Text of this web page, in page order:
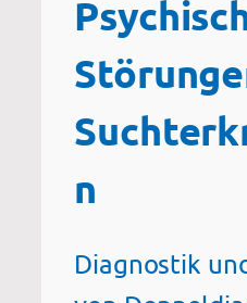
n
Diagnostik